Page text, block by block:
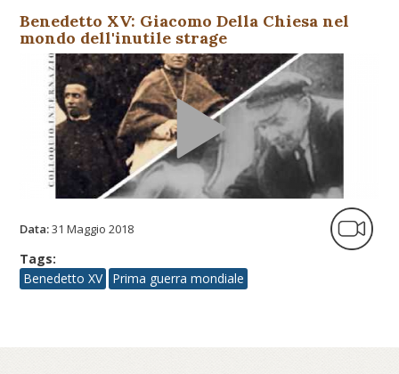
Benedetto XV: Giacomo Della Chiesa nel
mondo dell'inutile strage
Data:31 Maggio 2018
Tags:
Benedetto XV
Prima guerra mondiale